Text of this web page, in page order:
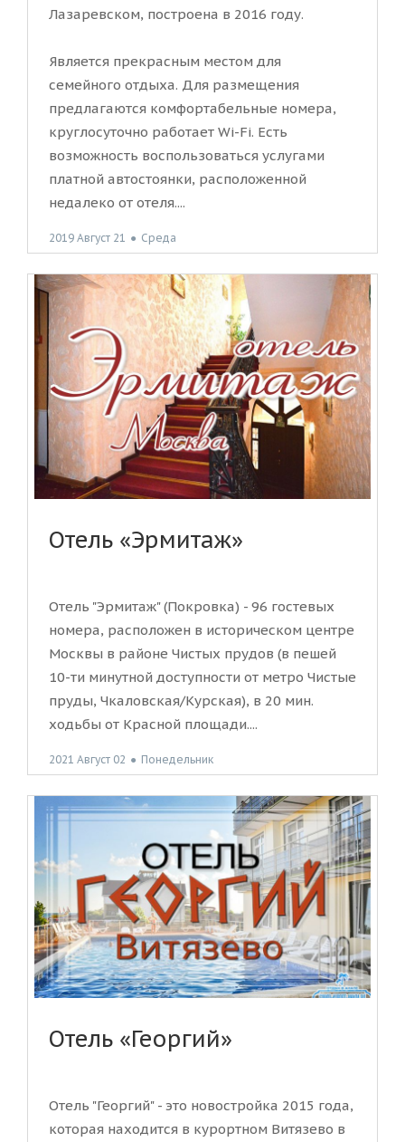
Лазаревском, построена в 2016 году.
Является прекрасным местом для
семейного отдыха. Для размещения
предлагаются комфортабельные номера,
круглосуточно работает Wi-Fi. Есть
возможность воспользоваться услугами
платной автостоянки, расположенной
недалеко от отеля....
2019 Август 21 ● Среда
Отель «Эрмитаж»
Отель "Эрмитаж" (Покровка) - 96 гостевых
номера, расположен в историческом центре
Москвы в районе Чистых прудов (в пешей
10-ти минутной доступности от метро Чистые
пруды, Чкаловская/Курская), в 20 мин.
ходьбы от Красной площади....
2021 Август 02 ● Понедельник
Отель «Георгий»
Отель "Георгий" - это новостройка 2015 года,
которая находится в курортном Витязево в